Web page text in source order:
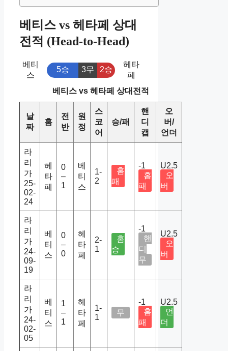
베티스 vs 헤타페 상대
전적 (Head-to-Head)
베티
스
5승 3무 2승
헤타
페
베티스 vs 헤타페 상대전적
날
짜
홈
전
반
원
정
스
코
어
승/패
핸
디
캡
오
버/
언더
라
리
가
25-
02-
24
헤
타
페
0
–
1
베
티
스
1-
2
홈
패
-1
홈
패
U2.5
오
버
라
리
가
24-
09-
19
베
티
스
0
–
0
헤
타
페
2-
1
홈
승
-1
핸
디
무
U2.5
오
버
라
리
가
24-
02-
05
베
티
스
1
–
1
헤
타
페
1-
1
무
-1
홈
패
U2.5
언
더